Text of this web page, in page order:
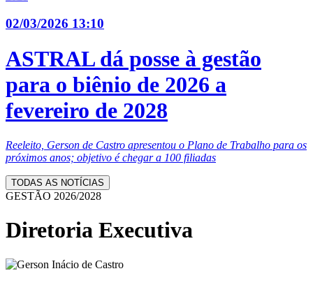
02/03/2026 13:10
ASTRAL dá posse à gestão
para o biênio de 2026 a
fevereiro de 2028
Reeleito, Gerson de Castro apresentou o Plano de Trabalho para os
próximos anos; objetivo é chegar a 100 filiadas
TODAS AS NOTÍCIAS
GESTÃO 2026/2028
Diretoria Executiva